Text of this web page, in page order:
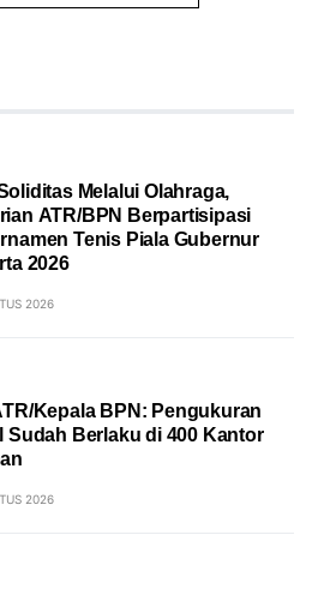
Melalui Olahraga,
ATR/BPN Berpartisipasi
Tenis Piala Gubernur
2026
2026
Kepala BPN: Pengukuran
Sudah Berlaku di 400 Kantor
2026